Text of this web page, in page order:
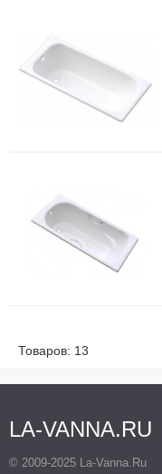
Товаров: 13
LA-VANNA.RU
© 2009-2025 La-Vanna.Ru